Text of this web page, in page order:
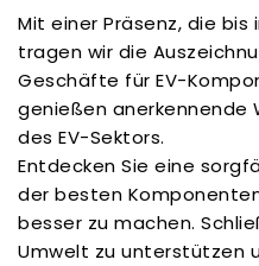
Mit einer Präsenz, die bis
tragen wir die
Geschäfte für EV-
genießen anerkennende
des EV-Sektors.
Entdecken Sie eine
der besten
besser zu machen.
Umwelt zu unterstützen